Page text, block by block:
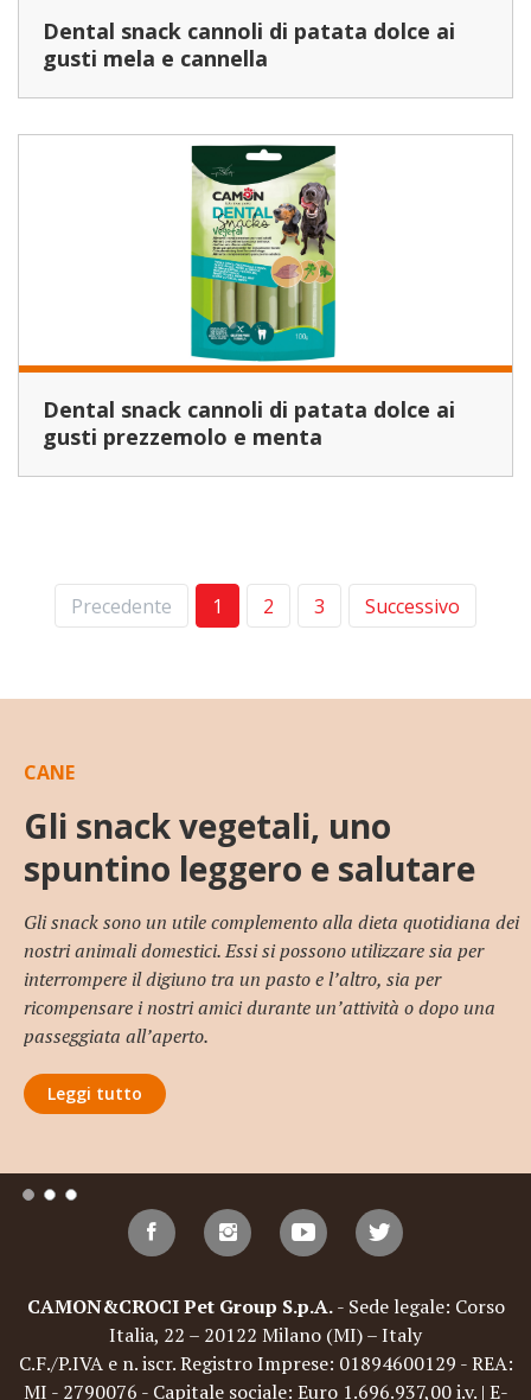
Dental snack cannoli di patata dolce ai
gusti mela e cannella
Dental snack cannoli di patata dolce ai
gusti prezzemolo e menta
Precedente 1 2 3 Successivo
CANE
Gli snack vegetali, uno
spuntino leggero e salutare
Gli snack sono un utile complemento alla dieta quotidiana dei
nostri animali domestici. Essi si possono utilizzare sia per
interrompere il digiuno tra un pasto e l’altro, sia per
ricompensare i nostri amici durante un’attività o dopo una
passeggiata all’aperto.
Leggi tutto
CAMON&CROCI Pet Group S.p.A.- Sede legale: Corso
Italia, 22 – 20122 Milano (MI) – Italy
C.F./P.IVA e n. iscr. Registro Imprese: 01894600129 - REA:
MI - 2790076 - Capitale sociale: Euro 1.696.937,00 i.v. | E-